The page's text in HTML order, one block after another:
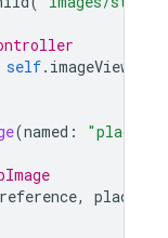
self. imageView
(named :
reference,